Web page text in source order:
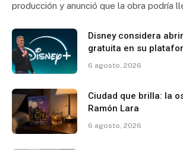
producción y anunció que la obra podría
Disney considera
gratuita en su
6 agosto, 2026
Ciudad que brilla: la
Ramón Lara
6 agosto, 2026